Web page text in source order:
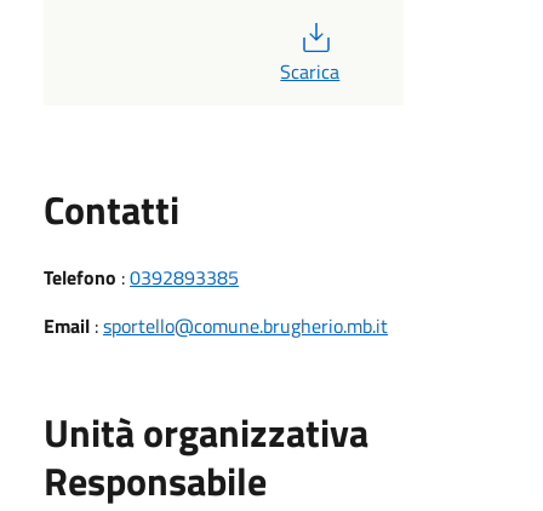
Scarica
Contatti
Telefono :0392893385
Email :sportello@comune.brugherio.mb.it
Unità organizzativa
Responsabile